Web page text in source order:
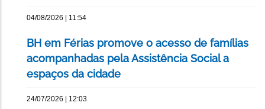
04/08/2026 | 11:54
BH em Férias promove o acesso de famílias
acompanhadas pela Assistência Social a
espaços da cidade
24/07/2026 | 12:03